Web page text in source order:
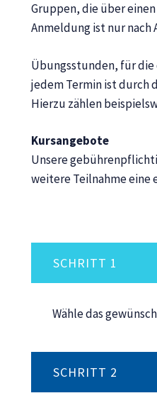
Gruppen, die über
Anmeldung ist nur
Übungsstunden, für
jedem Termin ist durch
Hierzu zählen
Kursangebote
Unsere
weitere Teilnahme eine
SCHRITT 1
Wähle das
SCHRITT 2